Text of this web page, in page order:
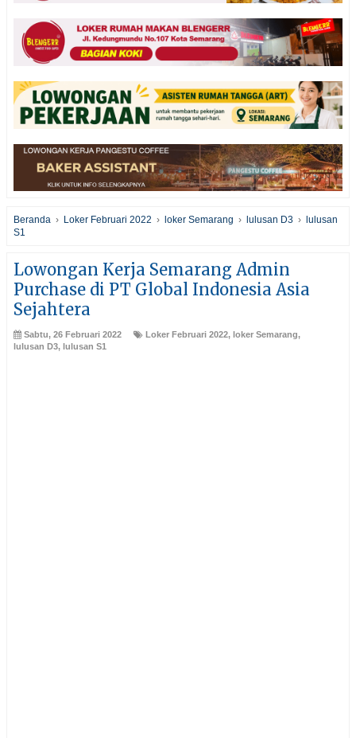
Beranda › Loker Februari 2022 › loker Semarang › lulusan D3 ›
lulusan
S1
Lowongan Kerja Semarang Admin
Purchase di PT Global Indonesia Asia
Sejahtera
Sabtu, 26 Februari 2022 Loker Februari 2022, loker Semarang,
lulusan D3, lulusan S1